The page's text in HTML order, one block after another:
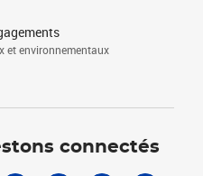
et environnementaux
connectés